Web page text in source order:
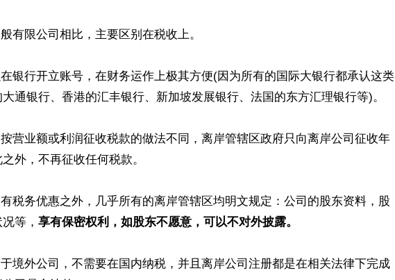
有限公司相比，主要区别在税收上。
银行开立账号，在财务运作上极其方便(因为所有的国际大银行都承认这类
通银行、香港的汇丰银行、新加坡发展银行、法国的东方汇理银行等)。
营业额或利润征收税款的做法不同，离岸管辖区政府只向离岸公司征收年
外，不再征收任何税款。
税务优惠之外，几乎所有的离岸管辖区均明文规定：公司的股东资料，股
等， 享有保密权利，如股东不愿意，可以不对外披露。
境外公司，不需要在国内纳税，并且离岸公司注册都是在相关法律下完成